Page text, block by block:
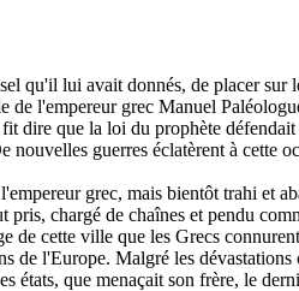
qu'il lui avait donnés, de placer sur
l'empereur grec Manuel
dire que la loi du prophète
nouvelles guerres éclatèrent à cette
grec, mais bientôt trahi et
chargé de chaînes et pendu
de cette ville que les Grecs
de l'Europe. Malgré les dévastations
états, que menaçait son frère, le